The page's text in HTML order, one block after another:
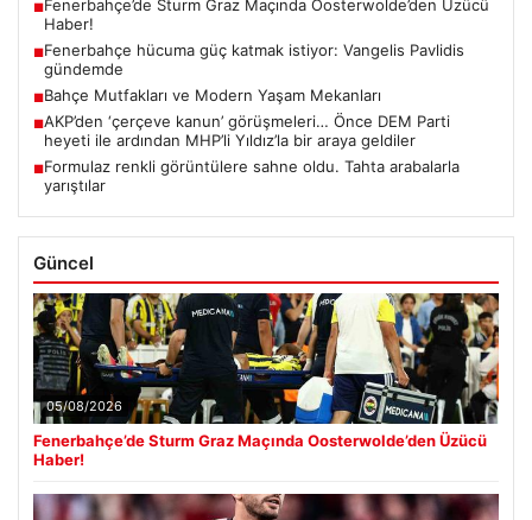
■Fenerbahçe’de Sturm Graz Maçında Oosterwolde’den Üzücü
Haber!
■Fenerbahçe hücuma güç katmak istiyor: Vangelis Pavlidis
gündemde
■Bahçe Mutfakları ve Modern Yaşam Mekanları
■AKP’den ‘çerçeve kanun’ görüşmeleri… Önce DEM Parti
heyeti ile ardından MHP’li Yıldız’la bir araya geldiler
■Formulaz renkli görüntülere sahne oldu. Tahta arabalarla
yarıştılar
Güncel
05/08/2026
Fenerbahçe’de Sturm Graz Maçında Oosterwolde’den Üzücü
Haber!